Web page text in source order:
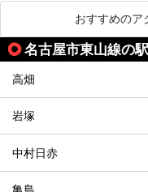
おすすめのア
名古屋市東山線の
高畑
岩塚
中村日赤